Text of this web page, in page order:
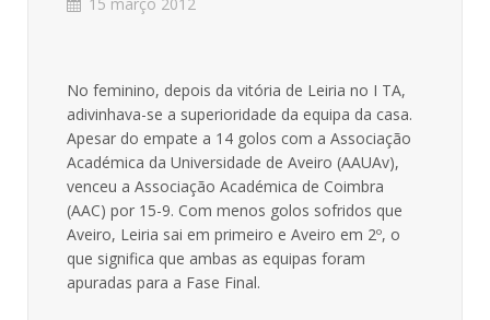
No feminino, depois da vitória de Leiria no I TA,
adivinhava-se a superioridade da equipa da casa.
Apesar do empate a 14 golos com a Associação
Académica da Universidade de Aveiro (AAUAv),
venceu a Associação Académica de Coimbra
(AAC) por 15-9. Com menos golos sofridos que
Aveiro, Leiria sai em primeiro e Aveiro em 2º, o
que significa que ambas as equipas foram
apuradas para a Fase Final.